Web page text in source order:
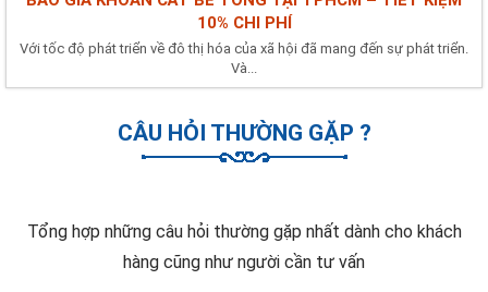
10% CHI PHÍ
Với tốc độ phát triển về đô thị hóa của xã hội đã mang đến sự phát triển.
Và...
CÂU HỎI THƯỜNG GẶP ?
Tổng hợp những câu hỏi thường gặp nhất dành cho khách
hàng cũng như người cần tư vấn